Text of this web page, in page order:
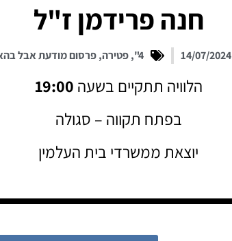
חנה פרידמן ז"ל
14/07/2024
4"
,פטירה,פרסום מודעת אבל
הלוויה תתקיים בשעה 19:00
בפתח תקווה – סגולה
יוצאת ממשרדי בית העלמין